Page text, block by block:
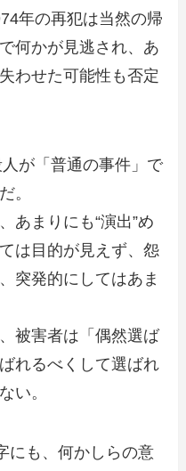
年の再犯は当然の帰
何かが見逃され、あ
わせた可能性も否定
が「普通の事件」で
。
あまりにも“演出”め
は目的が見えず、怨
突発的にしてはあま
被害者は「偶然選ば
れるべくして選ばれ
い。
にも、何かしらの意